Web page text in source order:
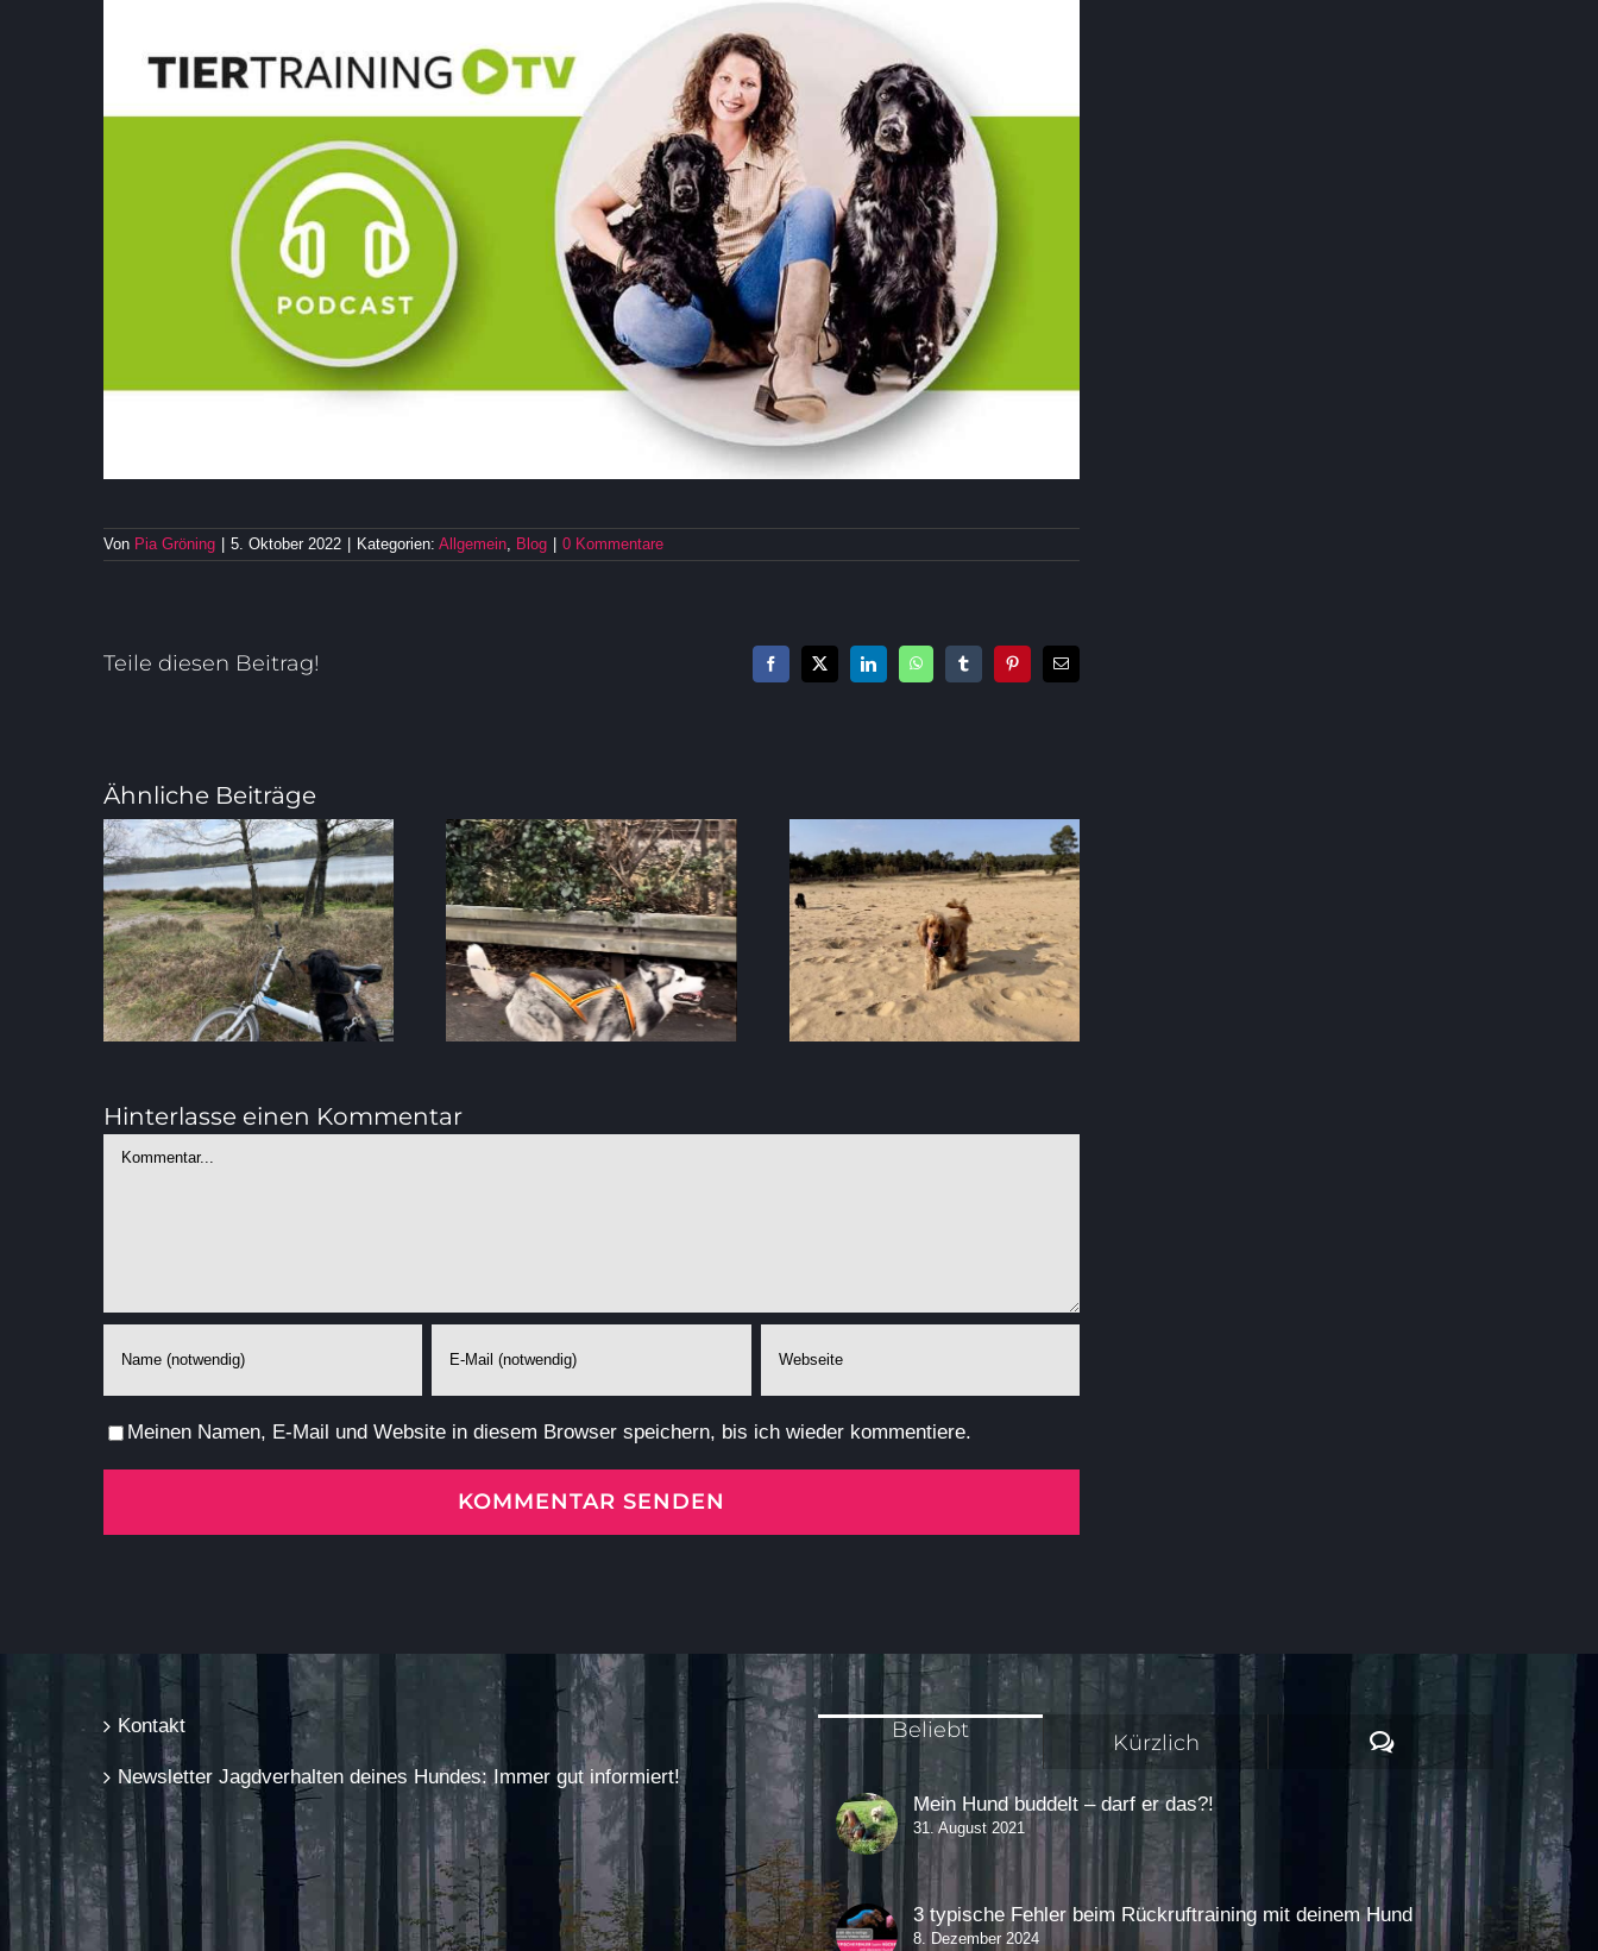
Von Pia Gröning | 5. Oktober 2022 | Kategorien: Allgemein Blog | 0 Kommentare
Teile diesen Beitrag! Facebook
X LinkedInWhatsAppTumblrPinterestE-
Mail
Ähnliche Beiträge
Feedback zum
Antijagdtraining
Onlinekurs von
Hanna K. mit Husky
Sky
Welche Hobbys hat
dein Hund beim
Spaziergang?
Hund am Fahrrad –
einige Tipps
Antijagdtraining
Hanna K. mit Husky
Hinterlasse einen Kommentar
Meinen Namen, E-Mail und Website in diesem Browser speichern, bis ich wieder kommentiere.
Kontakt
Newsletter Jagdverhalten deines Hundes: Immer gut informiert!
Beliebt Kürzlich Kommentare
Mein Hund buddelt – darf er das?!
31. August 2021
3 typische Fehler beim Rückruftraining mit deinem Hund
8. Dezember 2024